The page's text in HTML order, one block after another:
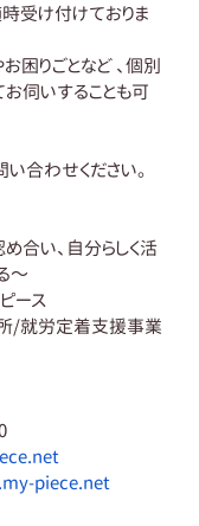
受け付けておりま
困りごとなど 、個別
伺いすることも可
合わせください。
合い、自分らしく活
～
ース
/就労定着支援事業
piece.net